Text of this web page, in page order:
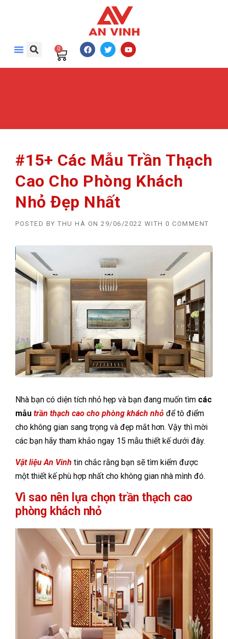
0
#15+ Các Mẫu Trần Thạch
Cao Cho Phòng Khách
Nhỏ Đẹp Nhất
POSTED BY THU HÀ ON 29/06/2022 WITH 0 COMMENT
Nhà bạn có diện tích nhỏ hẹp và bạn đang muốn tìm các
mẫu trần thạch cao cho phòng khách nhỏ để tô điểm
cho không gian sang trọng và đẹp mắt hơn. Vậy thì mời
các bạn hãy tham khảo ngay 15 mẫu thiết kế dưới đây.
Vật liệu An Vinh tin chắc rằng bạn sẽ tìm kiếm được
một thiết kế phù hợp nhất cho không gian nhà mình đó.
Vì sao nên lựa chọn trần thạch cao
phòng khách nhỏ